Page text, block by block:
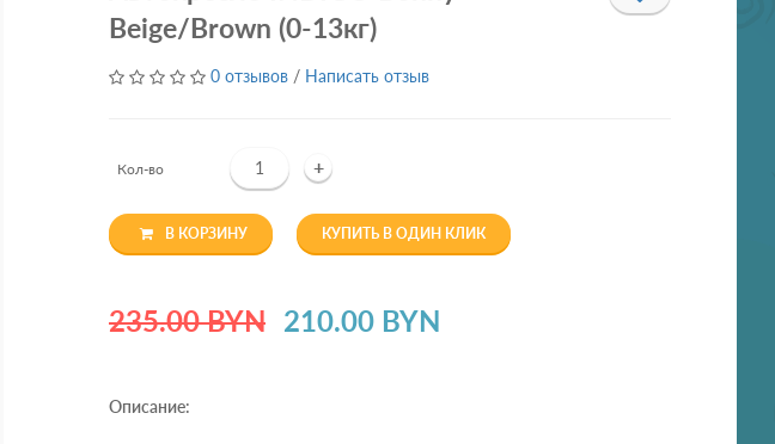
Beige/Brown (0-13кг)
0 отзывов / Написать отзыв
Кол-во +
В КОРЗИНУ КУПИТЬ В ОДИН КЛИК
235.00 BYN 210.00 BYN
Описание: